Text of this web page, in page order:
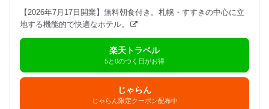
【2026年7月17日開業】無料朝食付き。札幌・すすきの中心に立
地する機能的で快適なホテル。
楽天トラベル
5と0のつく日がお得
じゃらん
じゃらん限定クーポン配布中